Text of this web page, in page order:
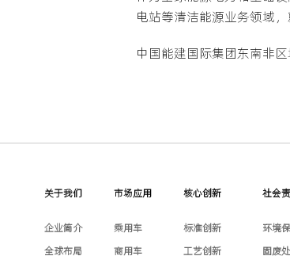
电站等清洁能源业务领域
中国能建国际集团东南非
关于我们
企业简介
全球布局
市场应用
乘用车
商用车
核心创新
标准创新
工艺创新
社会
环境
固废